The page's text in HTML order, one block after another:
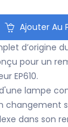
Ajouter Au
d’origine
pour un
EP610.
lampe
changement
dans son